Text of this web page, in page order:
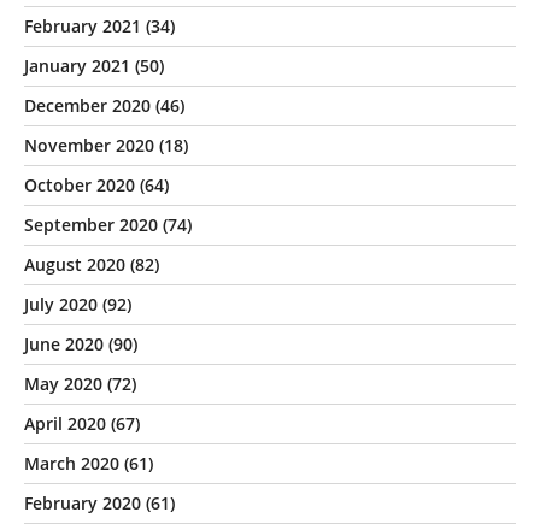
February 2021 (34)
January 2021 (50)
December 2020 (46)
November 2020 (18)
October 2020 (64)
September 2020 (74)
August 2020 (82)
July 2020 (92)
June 2020 (90)
May 2020 (72)
April 2020 (67)
March 2020 (61)
February 2020 (61)